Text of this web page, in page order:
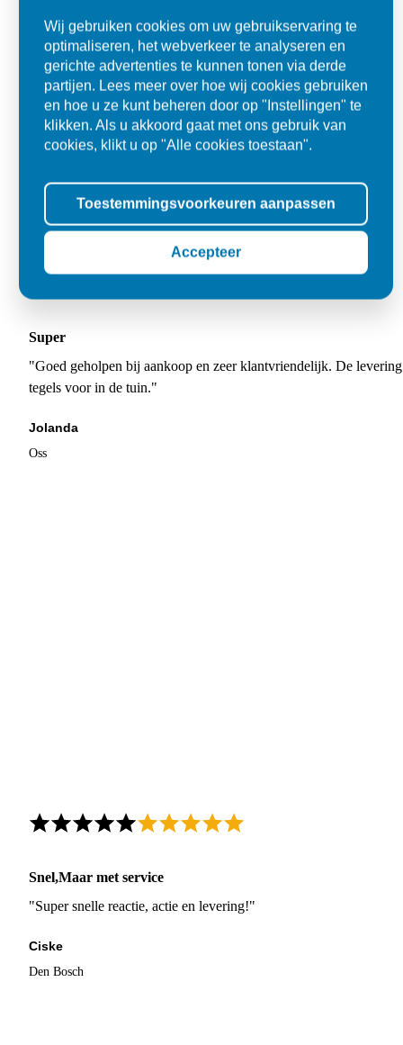
Super
"Goed geholpen bij aankoop en zeer klantvriendelijk. De
tegels voor in de tuin."
Jolanda
Oss
Snel,Maar met service
"Super snelle reactie, actie en levering!"
Ciske
Den Bosch
Wij gebruiken cookies om uw gebruikservaring te
optimaliseren, het webverkeer te analyseren en
gerichte advertenties te kunnen tonen via derde
partijen. Lees meer over hoe wij cookies gebruiken
en hoe u ze kunt beheren door op "Instellingen" te
klikken. Als u akkoord gaat met ons gebruik van
cookies, klikt u op "Alle cookies toestaan".
Toestemmingsvoorkeuren aanpassen
Accepteer